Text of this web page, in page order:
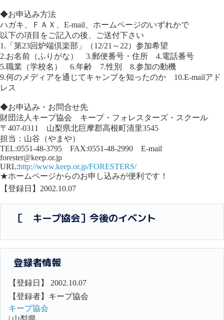
◆お申込み方法
ハガキ、ＦＡＸ、E-mail、ホームページのいずれかで
以下の項目をご記入の後、ご送付下さい
1.「第23回炉端倶楽部」（12/21～22）参加希望
2.お名前（ふりがな） 3.郵便番号・住所 4.電話番号
5.職業（学校名） 6.年齢 7.性別 8.参加の動機
9.何のメディアを通じてキャンプを知ったのか 10.E-mailアド
レス
◆お申込み・お問合せ先
財団法人キープ協会 キープ・フォレスターズ・スクール
〒407-0311 山梨県北巨摩郡高根町清里3545
担当：山谷（やまや）
TEL:0551-48-3795 FAX:0551-48-2990 E-mail
forester@keep.or.jp
URL:http://www.keep.or.jp/FORESTERS/
★ホームページからのお申し込みが便利です！
【登録日】2002.10.07
［ キープ協会］今後のイベント
登録者情報
【登録日】 2002.10.07
【登録者】キープ協会
キープ協会